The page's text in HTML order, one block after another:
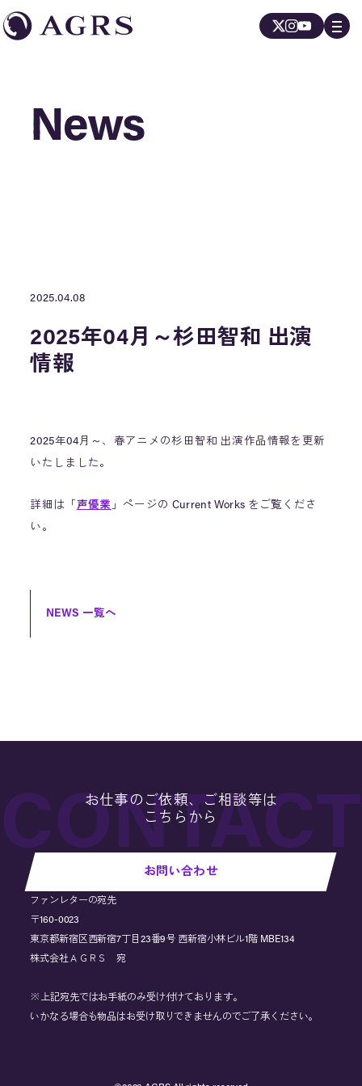
News
News
2025.04.08
2025年04月～杉田智和 出演
情報
2025年04月～、春アニメの杉田智和 出演作品情報を更新
いたしました。
詳細は「 声優業 」ページの Current Works をご覧くださ
い。
NEWS 一覧へ
お仕事のご依頼、ご相談等は
こちらから
お問い合わせ
ファンレターの宛先
〒160-0023
東京都新宿区西新宿7丁目23番9号 西新宿小林ビル1階 MBE134
株式会社ＡＧＲＳ 宛
※上記宛先ではお手紙のみ受け付けております。
いかなる場合も物品はお受け取りできませんのでご了承ください。